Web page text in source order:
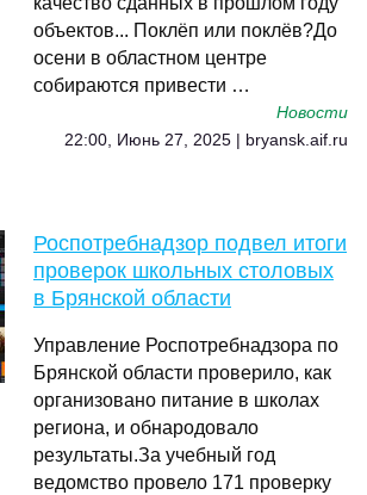
объектов... Поклёп или поклёв?До
осени в областном центре
собираются привести …
Новости
22:00, Июнь 27, 2025 | bryansk.aif.ru
Роспотребнадзор подвел итоги
проверок школьных столовых
в Брянской области
Управление Роспотребнадзора по
Брянской области проверило, как
организовано питание в школах
региона, и обнародовало
результаты.За учебный год
ведомство провело 171 проверку